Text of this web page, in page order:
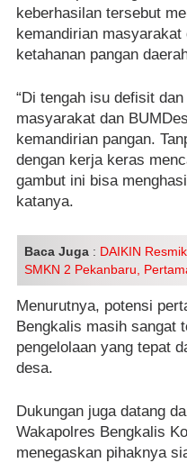
keberhasilan tersebut
kemandirian masyarakat
ketahanan pangan
“Di tengah isu defisit
masyarakat dan
kemandirian pangan.
dengan kerja keras
gambut ini bisa
katanya.
Baca Juga : DAIKIN
SMKN 2 Pekanbaru,
Menurutnya, potensi
Bengkalis masih sangat
pengelolaan yang tepat
desa.
Dukungan juga datang
Wakapolres Bengkalis
menegaskan pihaknya